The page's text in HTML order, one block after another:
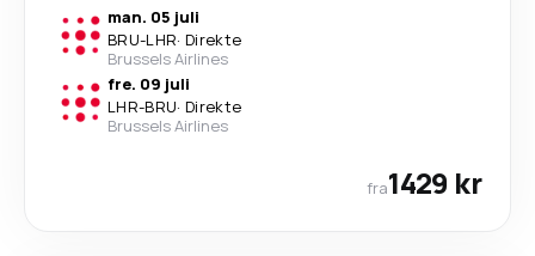
man. 05 juli
BRU-LHR· Direkte
Brussels Airlines
fre. 09 juli
LHR-BRU· Direkte
Brussels Airlines
fra1429 kr